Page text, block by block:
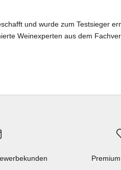
und wurde zum Testsieger
Weinexperten aus dem